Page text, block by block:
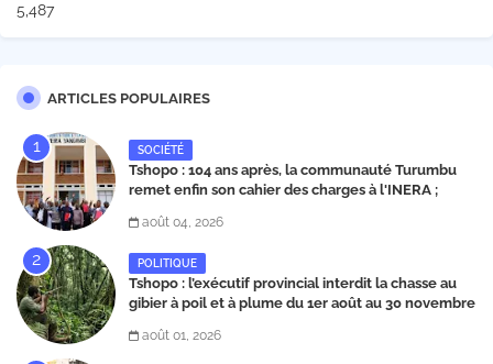
5,487
ARTICLES POPULAIRES
SOCIÉTÉ
Tshopo : 104 ans après, la communauté Turumbu
remet enfin son cahier des charges à l'INERA ;
août 04, 2026
POLITIQUE
Tshopo : l’exécutif provincial interdit la chasse au
gibier à poil et à plume du 1er août au 30 novembre
août 01, 2026